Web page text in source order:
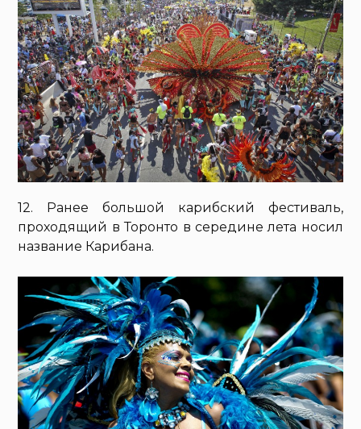
12. Ранее большой карибский фестиваль,
проходящий в Торонто в середине лета носил
название Карибана.